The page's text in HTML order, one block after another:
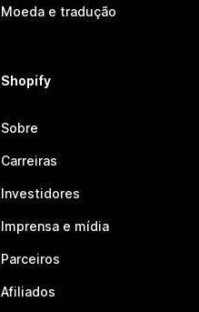
Moeda e tradução
Shopify
Sobre
Carreiras
Investidores
Imprensa e mídia
Parceiros
Afiliados